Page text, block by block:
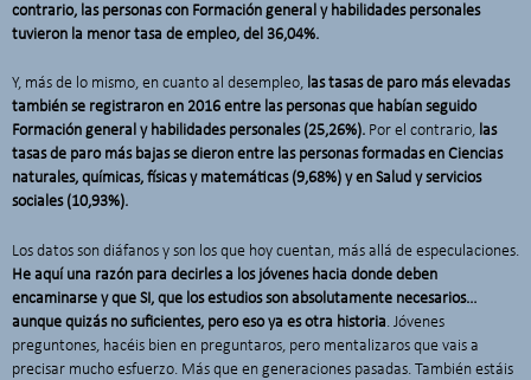
contrario, las personas con Formación general y habilidades personales
tuvieron la menor tasa de empleo, del 36,04%.
Y, más de lo mismo, en cuanto al desempleo, las tasas de paro más elevadas
también se registraron en 2016 entre las personas que habían seguido
Formación general y habilidades personales (25,26%). Por el contrario, las
tasas de paro más bajas se dieron entre las personas formadas en Ciencias
naturales, químicas, físicas y matemáticas (9,68%) y en Salud y servicios
sociales (10,93%).
Los datos son diáfanos y son los que hoy cuentan, más allá de especulaciones.
He aquí una razón para decirles a los jóvenes hacia donde deben
encaminarse y que SI, que los estudios son absolutamente necesarios…
aunque quizás no suficientes, pero eso ya es otra historia. Jóvenes
preguntones, hacéis bien en preguntaros, pero mentalizaros que vais a
precisar mucho esfuerzo. Más que en generaciones pasadas. También estáis